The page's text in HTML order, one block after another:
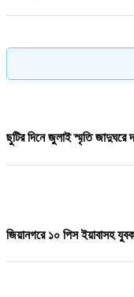
ছুটির দিনে জুলাই স্মৃতি জাদুঘরে
জিয়ানগরে ১০ পিস ইয়াবাসহ